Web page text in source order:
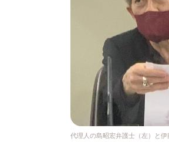
代理人の島昭宏弁護士（左）と